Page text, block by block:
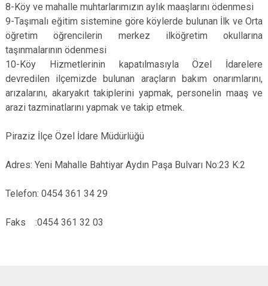
8-Köy ve mahalle muhtarlarımızın aylık maaşlarını ödenmesi
9-Taşımalı eğitim sistemine göre köylerde bulunan İlk ve Orta
öğretim öğrencilerin merkez ilköğretim okullarına
taşınmalarının ödenmesi
10-Köy Hizmetlerinin kapatılmasıyla Özel İdarelere
devredilen ilçemizde bulunan araçların bakım onarımlarını,
arızalarını, akaryakıt takiplerini yapmak, personelin maaş ve
arazi tazminatlarını yapmak ve takip etmek.
Piraziz İlçe Özel İdare Müdürlüğü
Adres: Yeni Mahalle Bahtiyar Aydın Paşa Bulvarı No:23 K:2
Telefon: 0454 361 34 29
Faks :0454 361 32 03